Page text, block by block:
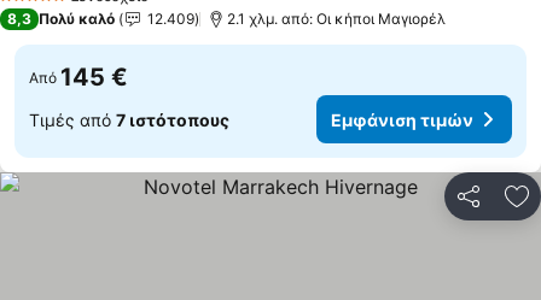
5 Αστέρια
8,3 Πολύ καλό 12.409 2.1 χλμ. από: Οι κήποι Μαγιορέλ
Από 145 €
Τιμές από 7 ιστότοπους Εμφάνιση τιμών